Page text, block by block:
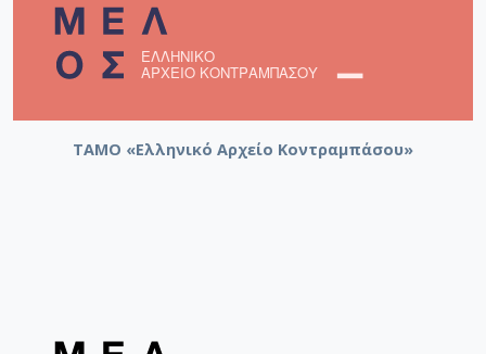
ΤΑΜΟ «Ελληνικό Αρχείο Κοντραμπάσου»